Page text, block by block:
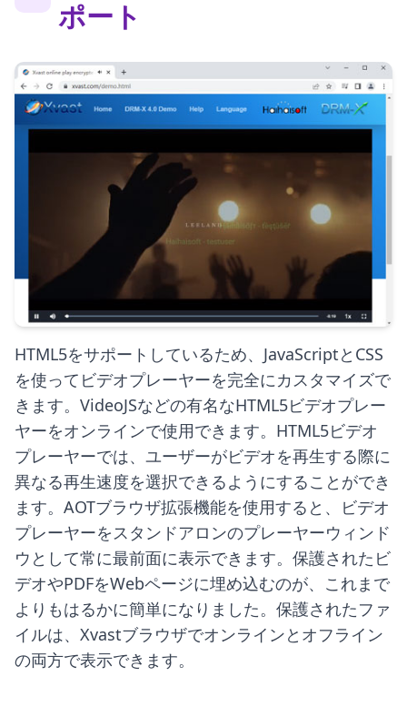
ポート
HTML5をサポートしているため、JavaScriptとCSS
を使ってビデオプレーヤーを完全にカスタマイズで
きます。VideoJSなどの有名なHTML5ビデオプレー
ヤーをオンラインで使用できます。HTML5ビデオ
プレーヤーでは、ユーザーがビデオを再生する際に
異なる再生速度を選択できるようにすることができ
ます。AOTブラウザ拡張機能を使用すると、ビデオ
プレーヤーをスタンドアロンのプレーヤーウィンド
ウとして常に最前面に表示できます。保護されたビ
デオやPDFをWebページに埋め込むのが、これまで
よりもはるかに簡単になりました。保護されたファ
イルは、Xvastブラウザでオンラインとオフライン
の両方で表示できます。